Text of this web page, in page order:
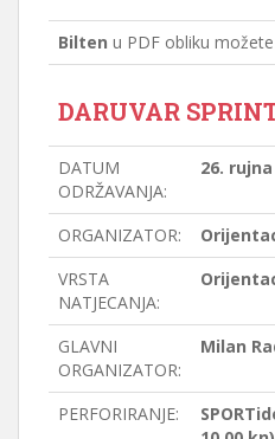
Bilten u PDF obliku
DARUVAR
DATUM
ODRŽAVANJA:
26. rujna
ORGANIZATOR:
VRSTA
NATJECANJA:
GLAVNI
ORGANIZATOR:
Milan
PERFORIRANJE: